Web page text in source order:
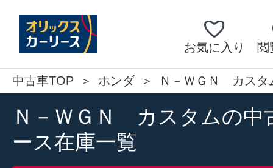
お気に入り 閲
中古車TOP ホンダ Ｎ－ＷＧＮ カスタ
Ｎ－ＷＧＮ カスタムの中
ース在庫一覧